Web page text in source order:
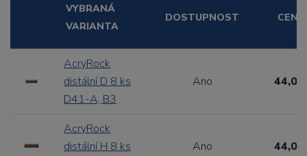
VYBRANÁ
VARIANTA
DOSTUPNOST CENA
AcryRock
distální D 8 ks
D41-A, B3
Ano 44,00
AcryRock
distální H 8 ks
Ano 44,00